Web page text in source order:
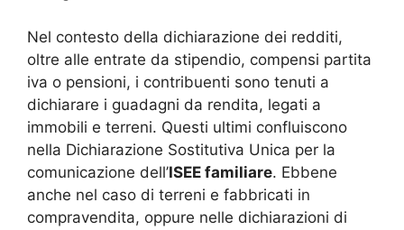
Nel contesto della dichiarazione dei redditi,
oltre alle entrate da stipendio, compensi partita
iva o pensioni, i contribuenti sono tenuti a
dichiarare i guadagni da rendita, legati a
immobili e terreni. Questi ultimi confluiscono
nella Dichiarazione Sostitutiva Unica per la
comunicazione dell’ISEE familiare. Ebbene
anche nel caso di terreni e fabbricati in
compravendita, oppure nelle dichiarazioni di